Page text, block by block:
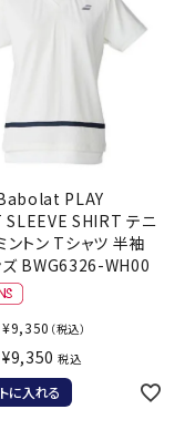
PLAY
SLEEVE SHIRT テニ
ントン Tシャツ 半袖
ズ BWG6326-WH00
¥9,350 （税込）
¥9,350 税込
に入れる